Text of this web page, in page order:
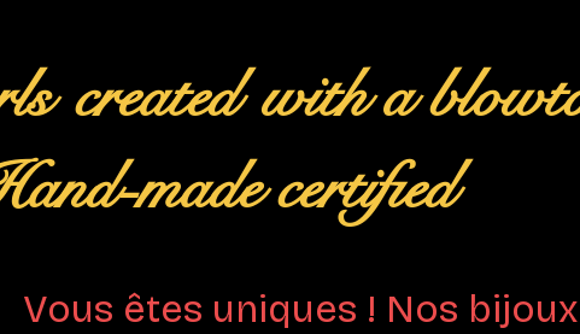
created with a
made certified
Vous êtes uniques ! Nos